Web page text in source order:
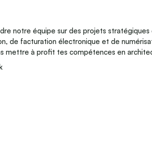
notre équipe sur des projets stratégiques
de facturation électronique et de
mettre à profit tes compétences en